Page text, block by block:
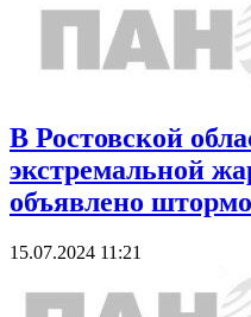
В Ростовской
экстремальной
объявлено
15.07.2024 11:21